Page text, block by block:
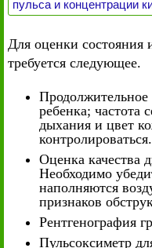
пульса и концентрации
Для оценки состояния
требуется следующее.
Продолжительное
ребенка; частота
дыхания и цвет
контролироваться.
Оценка качества
Необходимо
наполняются
признаков
Рентгенография
Пульсоксиметр